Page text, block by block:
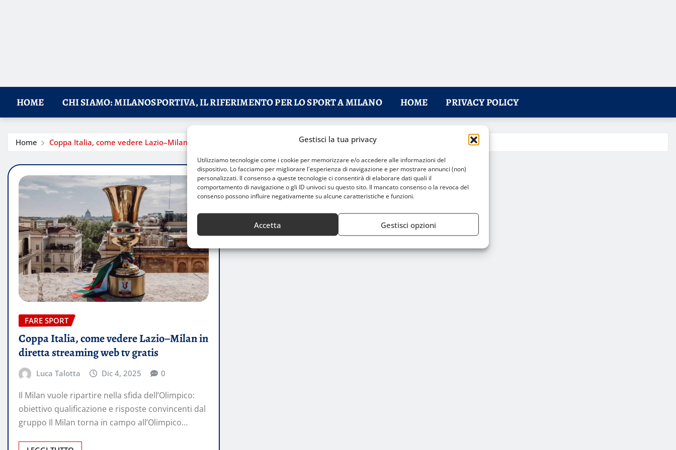
Gestisci la tua privacy
Utilizziamo tecnologie come i cookie per memorizzare e/o accedere alle informazioni del
dispositivo. Lo facciamo per migliorare l'esperienza di navigazione e per mostrare annunci (non)
personalizzati. Il consenso a queste tecnologie ci consentirà di elaborare dati quali il
comportamento di navigazione o gli ID univoci su questo sito. Il mancato consenso o la revoca del
consenso possono influire negativamente su alcune caratteristiche e funzioni.
Accetta Gestisci opzioni
HOME CHI SIAMO: MILANOSPORTIVA, IL RIFERIMENTO PER LO SPORT A MILANO HOME PRIVACY POLICY
Home Coppa Italia, come vedere Lazio–Milan in diretta streaming web tv gratis
FARE SPORT
Coppa Italia, come vedere Lazio–Milan in
diretta streaming web tv gratis
Luca Talotta Dic 4, 2025 0
Il Milan vuole ripartire nella sfida dell’Olimpico:
obiettivo qualificazione e risposte convincenti dal
gruppo Il Milan torna in campo all’Olimpico…